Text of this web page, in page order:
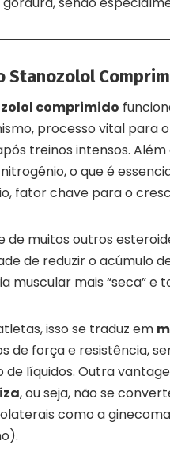
Stanozolol
comprimido
processo vital para
treinos intensos.
o que é
fator chave para o
de muitos outros
de reduzir o acúmulo
muscular mais “seca” e
isso se traduz em
de força e resistência,
de líquidos. Outra
, ou seja, não se
como a